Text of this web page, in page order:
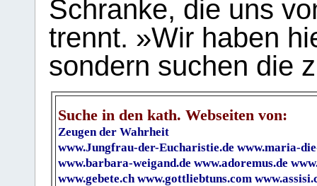
Schranke, die uns
trennt. »Wir haben
sondern suchen die
Suche in den kath. Webseiten von:
Zeugen der Wahrheit
www.Jungfrau-der-Eucharistie.de www.maria-
www.barbara-weigand.de www.adoremus.de
www.gebete.ch www.gottliebtuns.com